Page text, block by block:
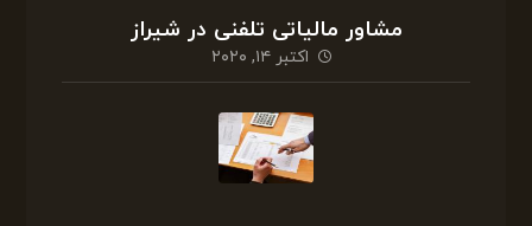
مشاور مالیاتی تلفنی در شیراز
اکتبر ۱۴, ۲۰۲۰